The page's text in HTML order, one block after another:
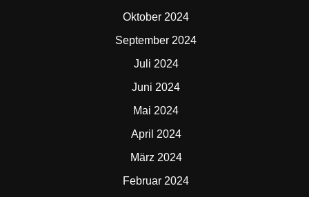
Oktober 2024
September 2024
Juli 2024
Juni 2024
Mai 2024
April 2024
März 2024
Februar 2024